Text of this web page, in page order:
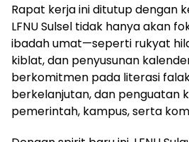
Rapat kerja ini ditutup dengan
LFNU Sulsel tidak hanya akan
ibadah umat—seperti rukyat
kiblat, dan penyusunan
berkomitmen pada literasi
berkelanjutan, dan penguatan
pemerintah, kampus, serta